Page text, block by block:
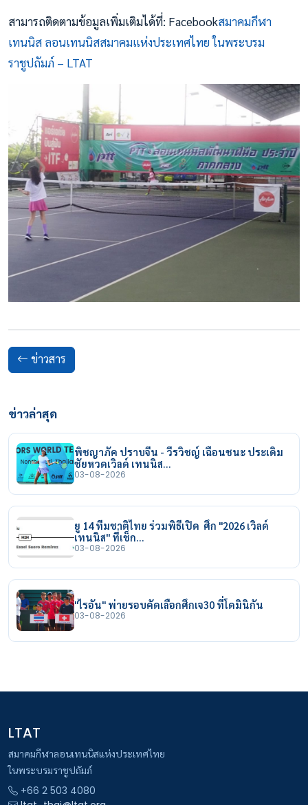
สามารถติดตามข้อมูลเพิ่มเติมได้ที่: Facebookสมาคมกีฬา
เทนนิส ลอนเทนนิสสมาคมแห่งประเทศไทย ในพระบรม
ราชูปถัมภ์ – LTAT
ข่าวสาร
ข่าวล่าสุด
พิชญาภัค ปราบจีน - วีรวิชญ์ เฉือนชนะ ประเดิม
ชัยหวดเวิลด์ เทนนิส…
03-08-2026
ยู 14 ทีมชาติไทย ร่วมพิธีเปิด ศึก "2026 เวิลด์
เทนนิส" ที่เช็ก…
03-08-2026
"ไรอัน" พ่ายรอบคัดเลือกศึกเจ30 ที่โดมินิกัน
03-08-2026
LTAT
สมาคมกีฬาลอนเทนนิสแห่งประเทศไทย
ในพระบรมราชูปถัมภ์
+66 2 503 4080